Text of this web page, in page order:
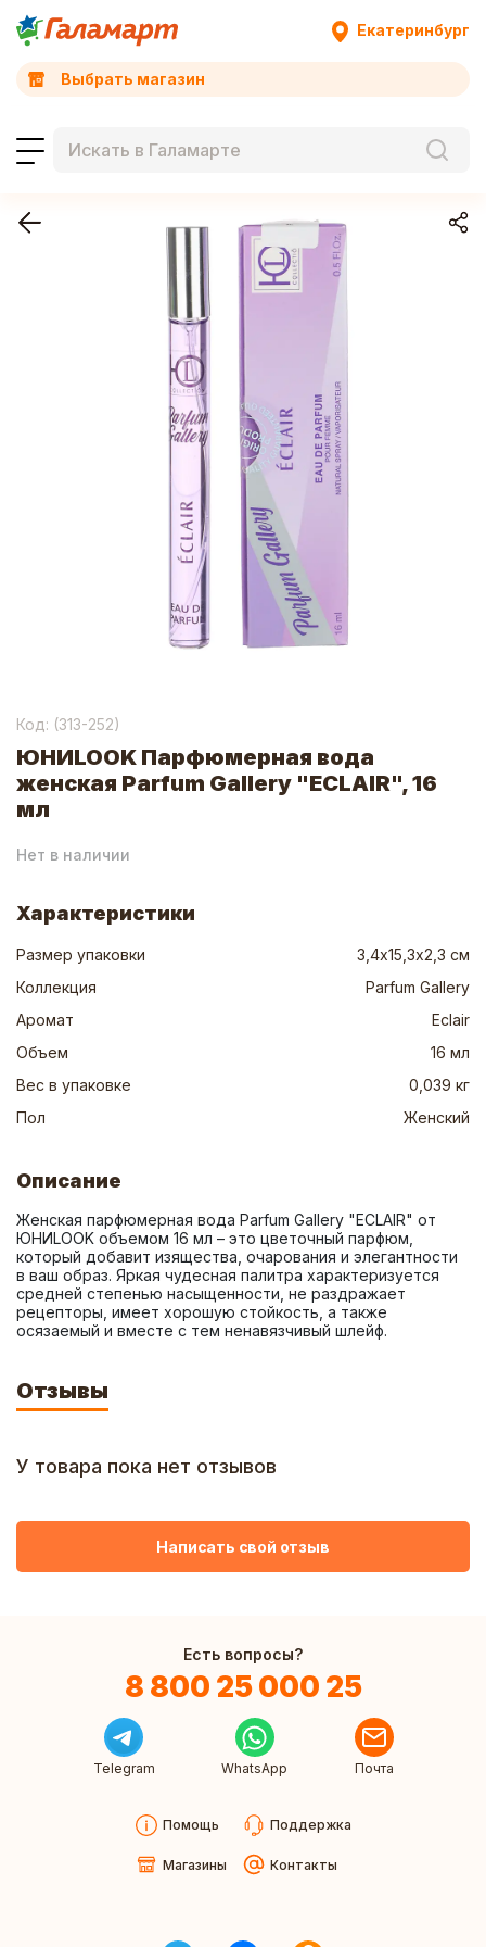
Екатеринбург
Выбрать магазин
Код: (313-252)
ЮНИLOOK Парфюмерная вода
женская Parfum Gallery "ECLAIR", 16
мл
Нет в наличии
Характеристики
Размер упаковки
3,4х15,3х2,3 см
Коллекция
Parfum Gallery
Аромат
Eclair
Объем
16 мл
Вес в упаковке
0,039 кг
Пол
Женский
Описание
Женская парфюмерная вода Parfum Gallery "ECLAIR" от
ЮНИLOOK объемом 16 мл – это цветочный парфюм,
который добавит изящества, очарования и элегантности
в ваш образ. Яркая чудесная палитра характеризуется
средней степенью насыщенности, не раздражает
рецепторы, имеет хорошую стойкость, а также
осязаемый и вместе с тем ненавязчивый шлейф.
Отзывы
У товара пока нет отзывов
Написать свой отзыв
Есть вопросы?
8 800 25 000 25
Telegram WhatsApp Почта
Помощь Поддержка
Магазины Контакты